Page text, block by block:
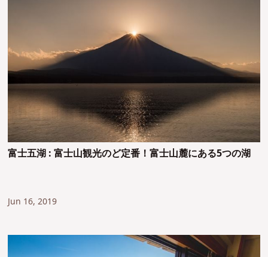
富士五湖 : 富士山観光のど定番！富士山麓にある5つの湖
Jun 16, 2019